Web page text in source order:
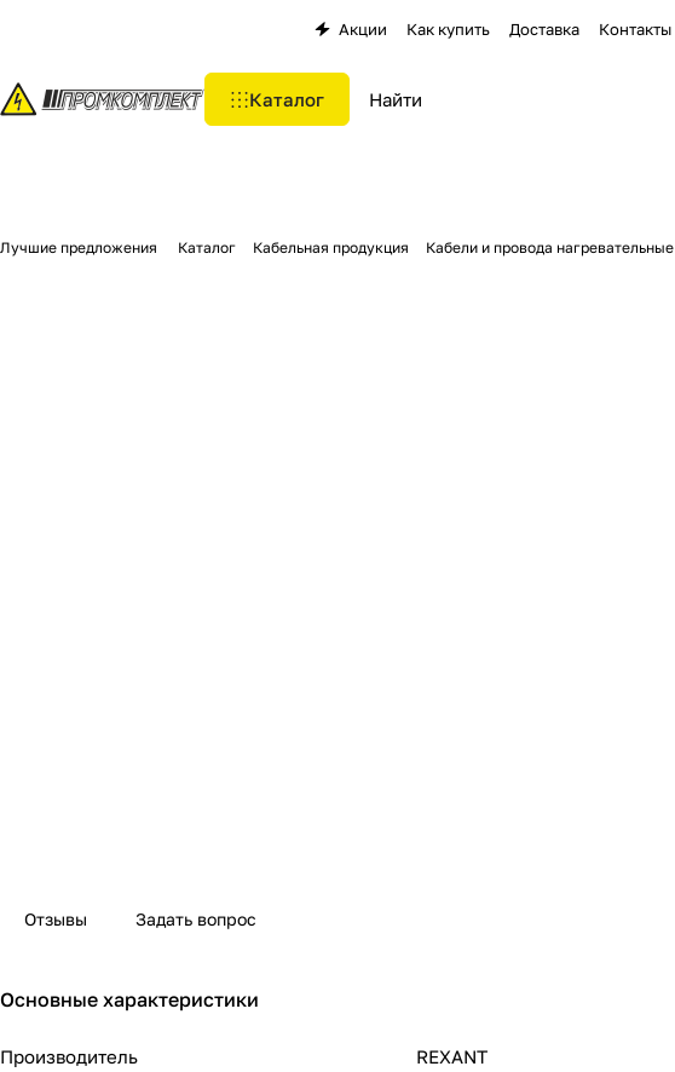
Акции Как купить Доставка Контакты
Каталог
Лучшие предложения Каталог Кабельная продукция Кабели и провода нагревательные
Отзывы Задать вопрос
Основные характеристики
Производитель REXANT